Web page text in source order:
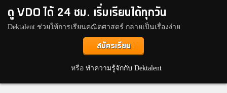
ดู VDO ได้ 24 ชม. เริ่มเรียนได้ทุกวัน
Dektalent ช่วยให้การเรียนคณิตศาสตร์ กลายเป็นเรื่องง่าย
สมัครเรียน
หรือ ทำความรู้จักกับ Dektalent